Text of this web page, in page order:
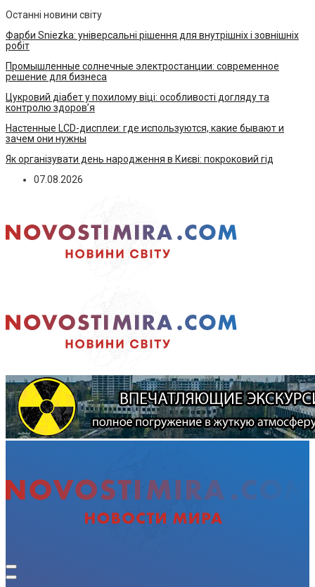
Останні новини світу
Фарби Sniezka: універсальні рішення для внутрішніх і зовнішніх
робіт
Промышленные солнечные электростанции: современное
решение для бизнеса
Цукровий діабет у похилому віці: особливості догляду та
контролю здоров’я
Настенные LCD-дисплеи: где используются, какие бывают и
зачем они нужны
Як організувати день народження в Києві: покроковий гід
07.08.2026